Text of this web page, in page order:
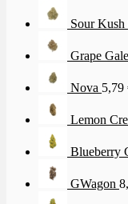
Sour Kush
Grape
Nova 5,79
Lemon
Blueberry
GWagon